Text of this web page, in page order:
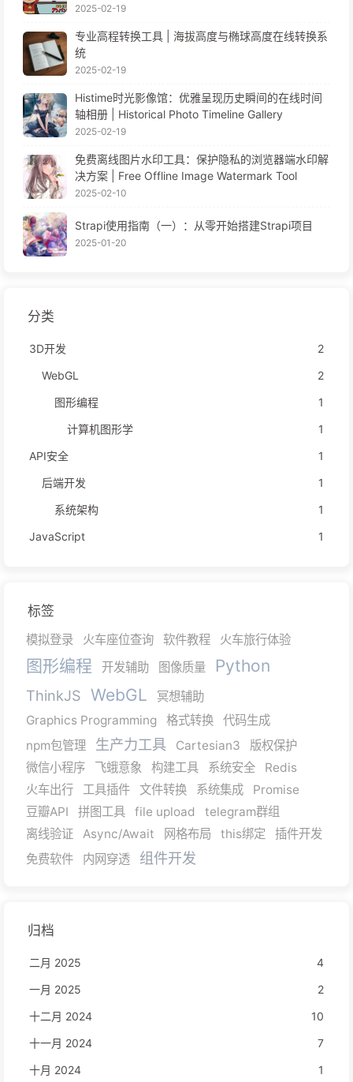
2025-02-19
专业高程转换工具 | 海拔高度与椭球高度在线转换系
统
2025-02-19
Histime时光影像馆：优雅呈现历史瞬间的在线时间
轴相册 | Historical Photo Timeline Gallery
2025-02-19
免费离线图片水印工具：保护隐私的浏览器端水印解
决方案 | Free Offline Image Watermark Tool
2025-02-10
Strapi使用指南（一）：从零开始搭建Strapi项目
2025-01-20
分类
3D开发
2
WebGL
2
图形编程
1
计算机图形学
1
API安全
1
后端开发
1
系统架构
1
JavaScript
1
标签
模拟登录 火车座位查询 软件教程 火车旅行体验
图形编程 开发辅助 图像质量 Python
ThinkJS WebGL
冥想辅助
Graphics Programming
格式转换
代码生成
npm包管理
生产力工具 Cartesian3
版权保护
微信小程序
飞蛾意象 构建工具 系统安全
Redis
火车出行
工具插件 文件转换 系统集成
Promise
豆瓣API
拼图工具 file upload
telegram群组
离线验证
Async/Await 网格布局 this绑定
插件开发
免费软件
内网穿透 组件开发
归档
二月 2025
4
一月 2025
2
十二月 2024
10
十一月 2024
7
十月 2024
1